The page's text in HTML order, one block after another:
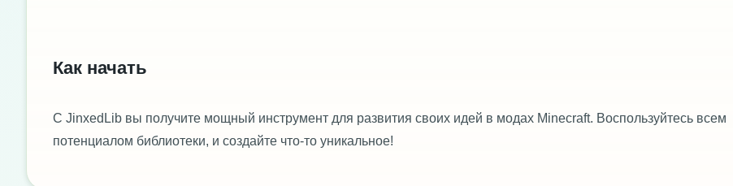
Как начать
С JinxedLib вы получите мощный инструмент для развития своих идей в модах Minecraft. Воспользуйтесь всем
потенциалом библиотеки, и создайте что-то уникальное!